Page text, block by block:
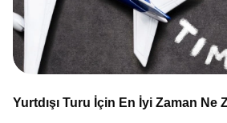
Yurtdışı Turu İçin En İyi Zaman Ne